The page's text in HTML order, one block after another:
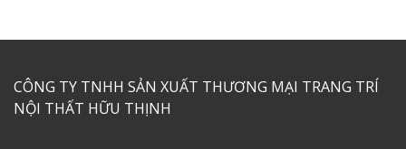
CÔNG TY TNHH SẢN XUẤT THƯƠNG MẠI TRANG TRÍ
NỘI THẤT HỮU THỊNH